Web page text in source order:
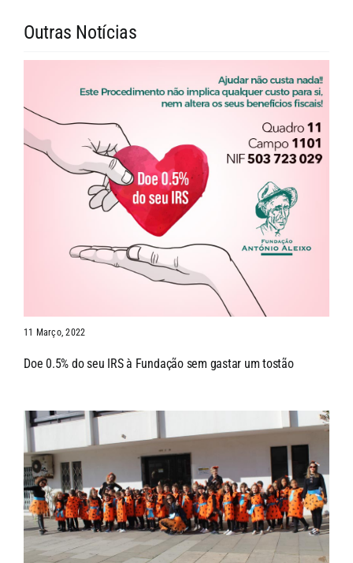
Outras Notícias
11 Março, 2022
Doe 0.5% do seu IRS à Fundação sem gastar um tostão